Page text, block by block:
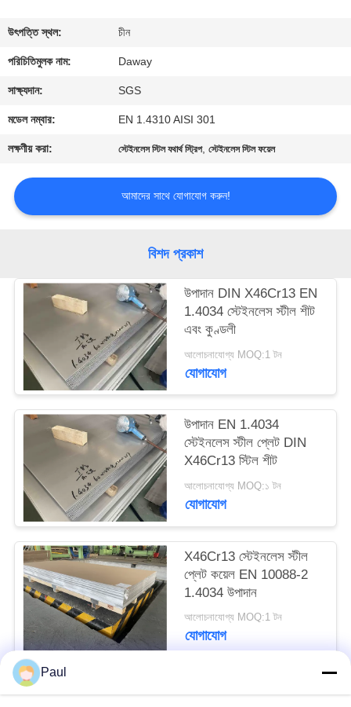
মান
নিয়ন্ত্রণ
যোগাযোগ
করুন
উদ্ধৃতির
জন্য
সাইট
PRIVACY
POLICY
উৎপত্তি স্থল: চীন
পরিচিতিমুলক নাম: Daway
সাক্ষ্যদান: SGS
মডেল নম্বার: EN 1.4310 AISI 301
লক্ষণীয় করা: স্টেইনলেস স্টিল যথার্থ স্ট্রিপ,স্টেইনলেস স্টিল ফয়েল
আমাদের সাথে যোগাযোগ করুন!
বিশদ প্রকাশ
উপাদান DIN X46Cr13 EN
1.4034 স্টেইনলেস স্টীল শীট
এবং কুণ্ডলী
আলোচনাযোগ্য MOQ:1 টন
যোগাযোগ
উপাদান EN 1.4034
স্টেইনলেস স্টীল প্লেট DIN
X46Cr13 স্টিল শীট
আলোচনাযোগ্য MOQ:১ টন
যোগাযোগ
X46Cr13 স্টেইনলেস স্টীল
প্লেট কয়েল EN 10088-2
1.4034 উপাদান
আলোচনাযোগ্য MOQ:1 টন
যোগাযোগ
Paul